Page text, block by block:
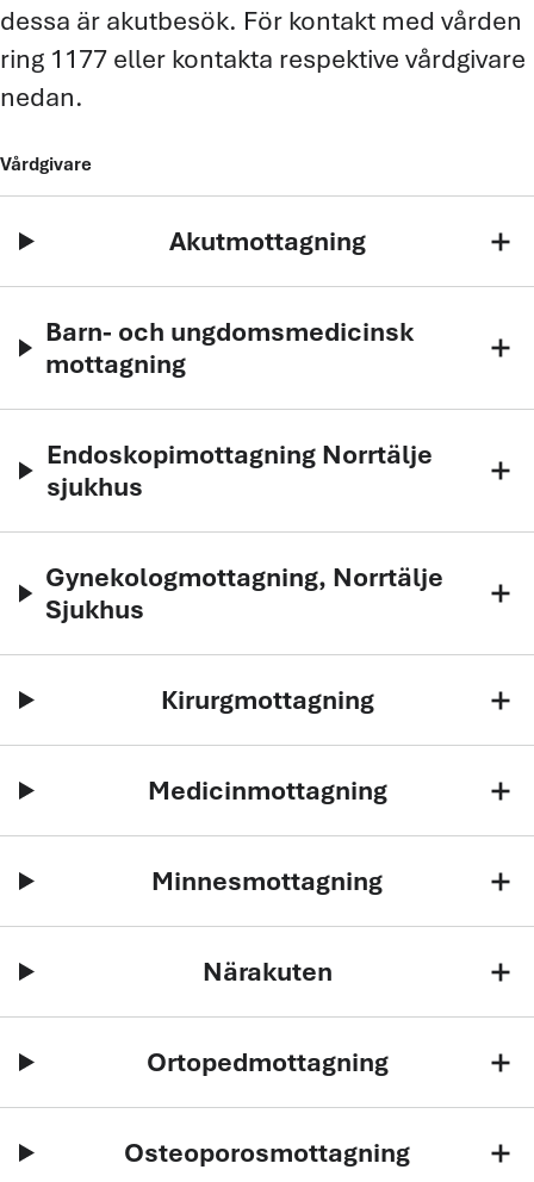
dessa är akutbesök. För kontakt med vården
ring 1177 eller kontakta respektive vårdgivare
nedan.
Vårdgivare
Akutmottagning add
Barn- och ungdomsmedicinsk
mottagning
add
Endoskopimottagning Norrtälje
sjukhus
add
Gynekologmottagning, Norrtälje
Sjukhus
add
Kirurgmottagning add
Medicinmottagning add
Minnesmottagning add
Närakuten add
Ortopedmottagning add
Osteoporosmottagning add